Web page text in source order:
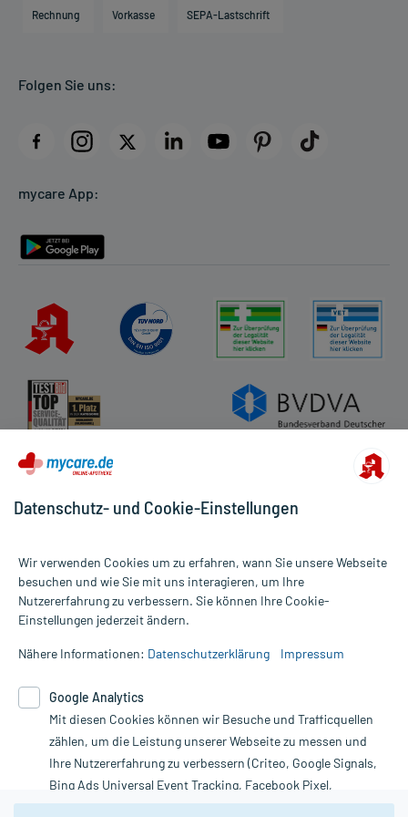
Direktabrechnung PKV
AGB
Datenschutz
Rückgabe/Widerruf
Rechnung Vorkasse SEPA-Lastschrift
Folgen Sie uns:
mycare App:
Alle Preise gelten inkl. MwSt., ggf. zzgl. Versandkosten
Informationen auf dieser Website werden ausschließlich für
die Untersuchung und Behandlung durch einen Arzt. Bitte
Therapien eingeleitet werden können. | Diese Webseite benutzt
Google Analytics. Lesen Sie bitte dazu die wichtigen Hinweise in
unserer Datenschutzerklärung. Für den Widerruf einer Bestellung
nutzen Sie das Formular:
Vertrag widerrufen
Datenschutz- und Cookie-Einstellungen
Wir verwenden Cookies um zu erfahren, wann Sie unsere Webseite
besuchen und wie Sie mit uns interagieren, um Ihre
Nutzererfahrung zu verbessern. Sie können Ihre Cookie-
Einstellungen jederzeit ändern.
Nähere Informationen: Datenschutzerklärung Impressum
Google Analytics
Mit diesen Cookies können wir Besuche und Trafficquellen
zählen, um die Leistung unserer Webseite zu messen und
Ihre Nutzererfahrung zu verbessern (Criteo, Google Signals,
Bing Ads Universal Event Tracking, Facebook Pixel,
Youtube-Social Plugin).